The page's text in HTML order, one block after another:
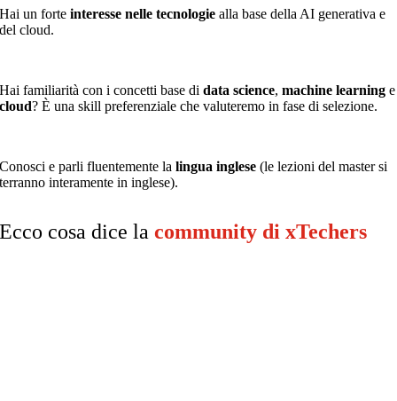
Hai un forteinteresse nelle tecnologie alla base della AI generativa e
del cloud.
Hai familiarità con i concetti base didata science,machine learning e
cloud? È una skill preferenziale che valuteremo in fase di selezione.
Conosci e parli fluentemente lalingua inglese (le lezionidel mastersi
terranno interamente ininglese).
Ecco cosa dice lacommunity di xTechers